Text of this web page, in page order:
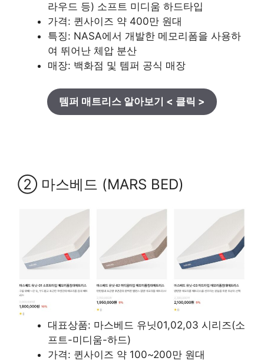
라우드 등) 소프트 미디움 하드타입
가격: 퀸사이즈 약 400만 원대
특징: NASA에서 개발한 메모리폼을 사용하
여 뛰어난 체압 분산
매장: 백화점 및 템퍼 공식 매장
템퍼 매트리스 알아보기 < 클릭 >
② 마스베드 (MARS BED)
대표상품: 마스베드 유닛01,02,03 시리즈(소
프트-미디움-하드)
가격: 퀸사이즈 약 100~200만 원대